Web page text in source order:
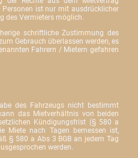
ist nur mit ausdrücklicher
des Vermieters möglich.
schriftliche Zustimmung des
Gebrauch überlassen werden, es
Fahrern / Mietern gefahren
des Fahrzeugs nicht bestimmt
das Mietverhältnis von beiden
Kündigungsfrist (§ 580 a
Miete nach Tagen bemessen ist,
§ 580 a Abs 3 BGB an jedem Tag
werden.